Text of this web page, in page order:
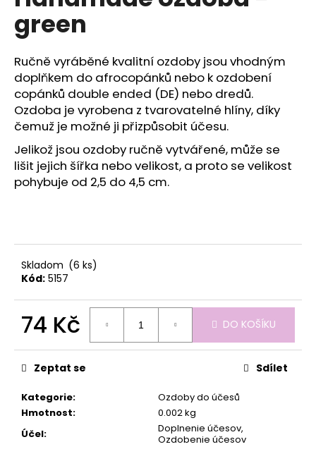
z
5
hvězdiček.
green
Ručně vyráběné kvalitní ozdoby jsou vhodným
doplňkem do afrocopánků nebo k ozdobení
copánků double ended (DE) nebo dredů.
Ozdoba je vyrobena z tvarovatelné hlíny, díky
čemuž je možné ji přizpůsobit účesu.
Jelikož jsou ozdoby ručně vytvářené, může se
lišit jejich šířka nebo velikost, a proto se velikost
pohybuje od 2,5 do 4,5 cm.
Skladom (6 ks)
Kód: 5157
74 Kč
cena:
DO KOŠÍKU
Kategorie:
Ozdoby do účesů
Hmotnost:
0.002 kg
Účel:
Doplnenie účesov,
Ozdobenie účesov
Zeptat se Sdílet
a
j
í
t
?
HLEDAT
o
o
u
č
j
e
e